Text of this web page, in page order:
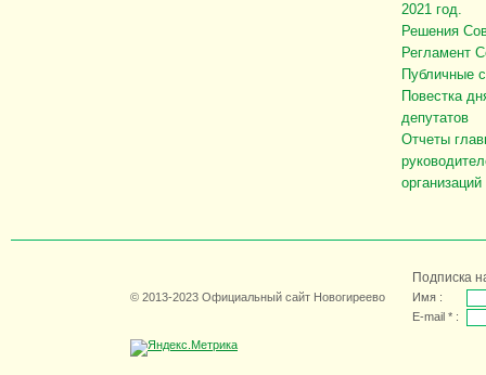
2021 год.
Решения
Регламент
Публичные
Повестка
депутатов
Отчеты
организаций
© 2013-2023 Официальный сайт Новогиреево
Подписка
Имя :
E-mail * :